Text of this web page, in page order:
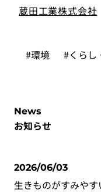
蔵田工業株式会社
#環境 #くらし
News
お知らせ
2026/06/03
生きものがすみや